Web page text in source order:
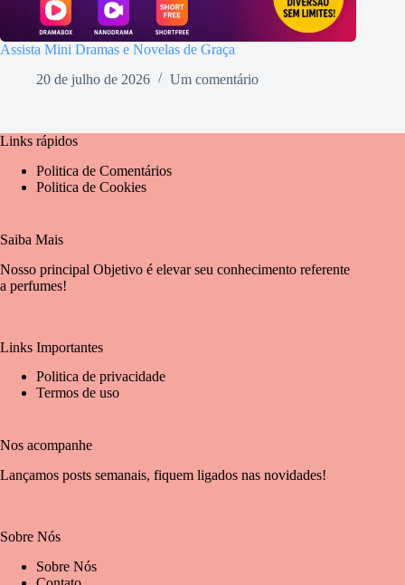
Assista Mini Dramas e Novelas de Graça
20 de julho de 2026
Um comentário
Links rápidos
Politica de Comentários
Politica de Cookies
Saiba Mais
Nosso principal Objetivo é elevar seu conhecimento referente
a perfumes!
Links Importantes
Politica de privacidade
Termos de uso
Nos acompanhe
Lançamos posts semanais, fiquem ligados nas novidades!
Sobre Nós
Sobre Nós